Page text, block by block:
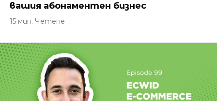
вашия абонаментен бизнес
15 мин. Четене